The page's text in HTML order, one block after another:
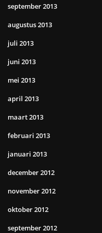
september 2013
augustus 2013
juli 2013
juni 2013
mei 2013
april 2013
maart 2013
februari 2013
januari 2013
december 2012
november 2012
oktober 2012
september 2012